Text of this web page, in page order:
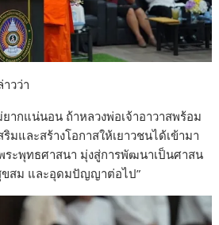
วว่า
ากแน่นอน ถ้าหลวงพ่อเจ้าอาวาสพร้อม
ริมและสร้างโอกาสให้เยาวชนได้เข้ามา
ะพุทธศาสนา มุ่งสู่การพัฒนาเป็นศาสน
ขสม และอุดมปัญญาต่อไป”